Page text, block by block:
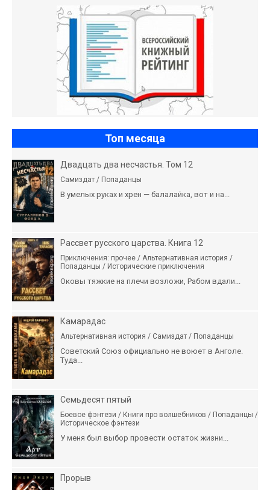
Топ месяца
Двадцать два несчастья. Том 12
Самиздат / Попаданцы
В умелых руках и хрен — балалайка, вот и на...
Рассвет русского царства. Книга 12
Приключения: прочее / Альтернативная история /
Попаданцы / Исторические приключения
Оковы тяжкие на плечи возложи, Рабом вдали...
Камарадас
Альтернативная история / Самиздат / Попаданцы
Советский Союз официально не воюет в Анголе.
Туда...
Семьдесят пятый
Боевое фэнтези / Книги про волшебников / Попаданцы /
Историческое фэнтези
У меня был выбор провести остаток жизни...
Прорыв